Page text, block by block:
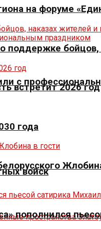
с
войск
на форуме
встретит 2026 год
года
пополнился